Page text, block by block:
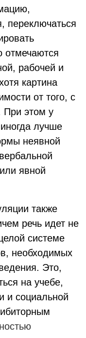
переключаться
отмечаются
рабочей и
картина
от того, с
При этом у
лучше
неявной
явной
также
речь идет не
системе
необходимых
Это,
на учебе,
и социальной